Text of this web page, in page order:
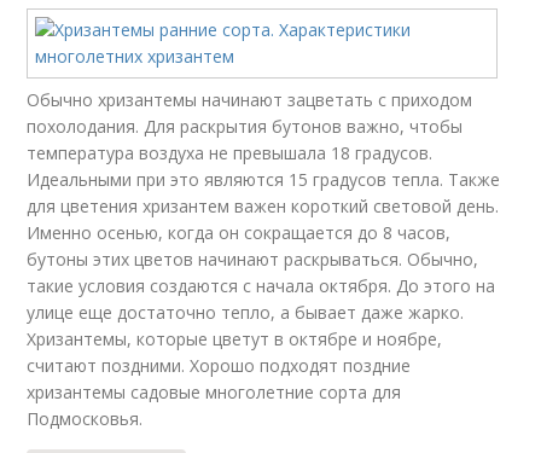
Обычно хризантемы начинают зацветать с приходом
похолодания. Для раскрытия бутонов важно, чтобы
температура воздуха не превышала 18 градусов.
Идеальными при это являются 15 градусов тепла. Также
для цветения хризантем важен короткий световой день.
Именно осенью, когда он сокращается до 8 часов,
бутоны этих цветов начинают раскрываться. Обычно,
такие условия создаются с начала октября. До этого на
улице еще достаточно тепло, а бывает даже жарко.
Хризантемы, которые цветут в октябре и ноябре,
считают поздними. Хорошо подходят поздние
хризантемы садовые многолетние сорта для
Подмосковья.